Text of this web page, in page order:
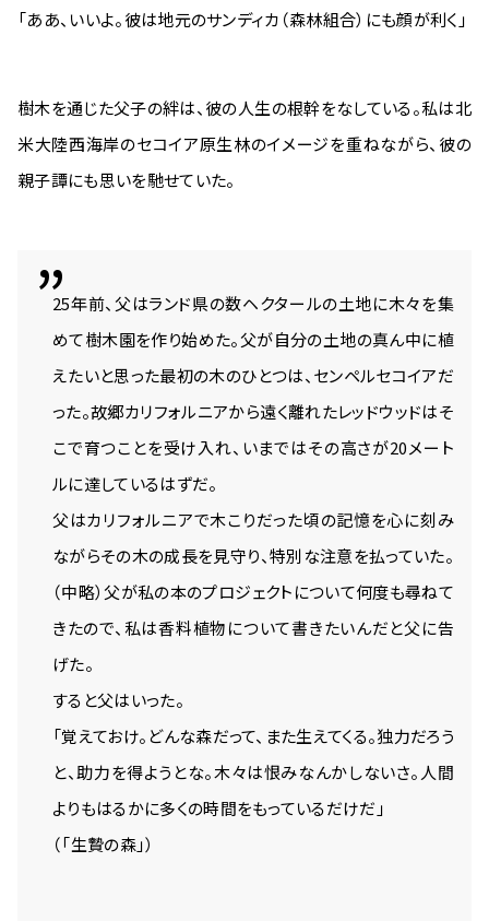
「ああ、いいよ。彼は地元のサンディカ（森林組合）にも顔が利く」
樹木を通じた父子の絆は、彼の人生の根幹をなしている。私は北
米大陸西海岸のセコイア原生林のイメージを重ねながら、彼の
親子譚にも思いを馳せていた。
25年前、父はランド県の数ヘクタールの土地に木々を集
めて樹木園を作り始めた。父が自分の土地の真ん中に植
えたいと思った最初の木のひとつは、センペルセコイアだ
った。故郷カリフォルニアから遠く離れたレッドウッドはそ
こで育つことを受け入れ、いまではその高さが20メート
ルに達しているはずだ。
父はカリフォルニアで木こりだった頃の記憶を心に刻み
ながらその木の成長を見守り、特別な注意を払っていた。
（中略）父が私の本のプロジェクトについて何度も尋ねて
きたので、私は香料植物について書きたいんだと父に告
げた。
すると父はいった。
「覚えておけ。どんな森だって、また生えてくる。独力だろう
と、助力を得ようとな。木々は恨みなんかしないさ。人間
よりもはるかに多くの時間をもっているだけだ」
（「生贄の森」）